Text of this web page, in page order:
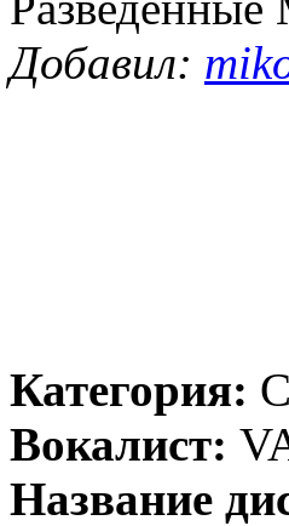
Добавил:
Категория:
Вокалист:
Название